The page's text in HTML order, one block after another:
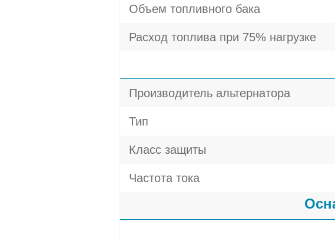
Объем топливного бака
Расход топлива при 75% нагрузке
Производитель альтернатора
Тип
Класс защиты
Частота тока